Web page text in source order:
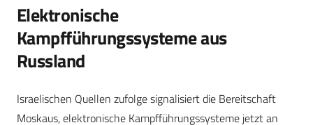
Elektronische
Kampfführungssysteme aus
Russland
Israelischen Quellen zufolge signalisiert die Bereitschaft
Moskaus, elektronische Kampfführungssysteme jetzt an